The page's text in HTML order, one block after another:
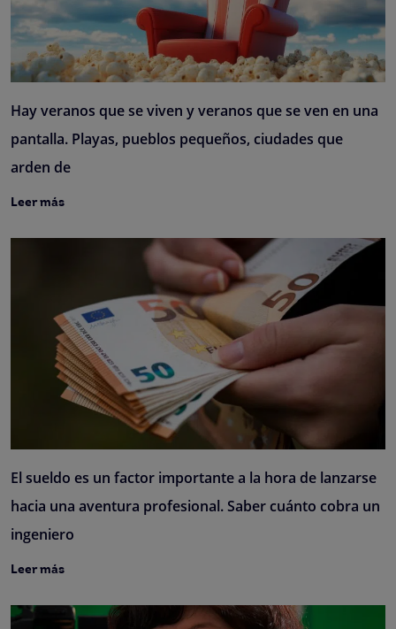
Hay veranos que se viven y veranos que se ven en una
pantalla. Playas, pueblos pequeños, ciudades que
arden de
Leer más
El sueldo es un factor importante a la hora de lanzarse
hacia una aventura profesional. Saber cuánto cobra un
ingeniero
Leer más